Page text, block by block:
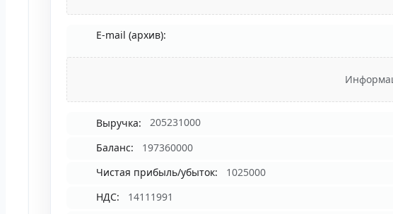
E-mail (архив):
Выручка:
205231000
Баланс:
197360000
Чистая прибыль/убыток:
1025000
НДС:
14111991